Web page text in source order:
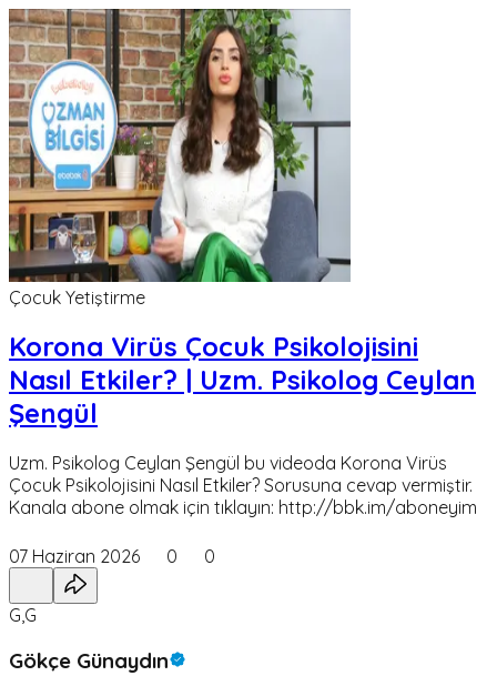
Çocuk Yetiştirme
Korona Virüs Çocuk Psikolojisini
Nasıl Etkiler? | Uzm. Psikolog Ceylan
Şengül
Uzm. Psikolog Ceylan Şengül bu videoda Korona Virüs
Çocuk Psikolojisini Nasıl Etkiler? Sorusuna cevap vermiştir.
Kanala abone olmak için tıklayın: http://bbk.im/aboneyim
07 Haziran 2026 0 0
G,G
Gökçe Günaydın